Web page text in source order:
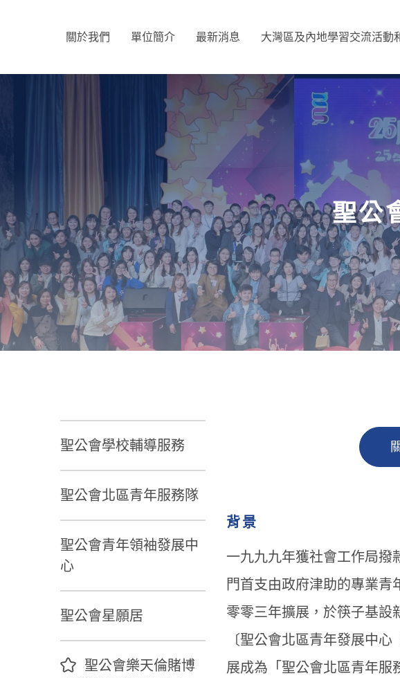
關於我們 單位簡介 最新消息 大灣區及內地學習交流活動
聖公
聖公會學校輔導服務
聖公會北區青年服務隊
聖公會青年領袖發展中
心
聖公會星願居
聖公會樂天倫賭博
背景
一九九九年獲社會工作局撥
門首支由政府津助的專業
零零三年擴展，於筷子基設
〔聖公會北區青年發展中
展成為「聖公會北區青年服